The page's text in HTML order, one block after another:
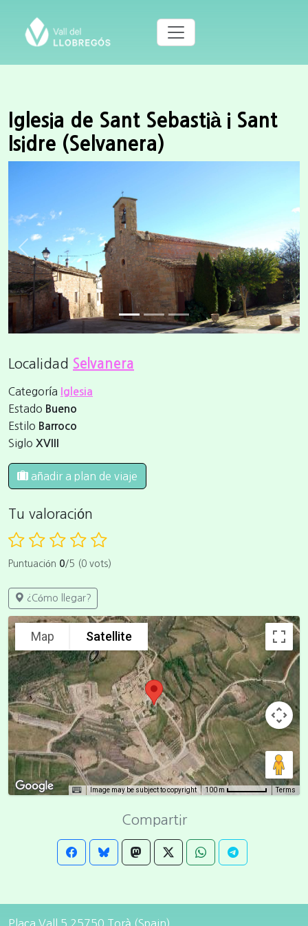
Iglesia de Sant Sebastià i Sant
Isidre (Selvanera)
Previous Next
Localidad Selvanera
Categoría Iglesia
Estado Bueno
Estilo Barroco
Siglo XVIII
añadir a plan de viaje
Tu valoración
Puntuación 0/5 (0 vots)
¿Cómo llegar?
Map Satellite
Image may be subject to copyright 100 m Terms
Compartir
Plaça Vall 5 25750 Torà (Spain)